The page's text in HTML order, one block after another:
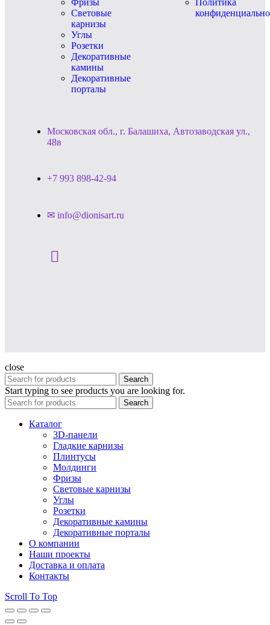
Фризы
Световые
карнизы
Углы
Розетки
Декоративные
камины
Декоративные
порталы
Политика
Московская обл., г. Балашиха, Автозаводская ул.,
48в
+7 993 898-42-94
✉ info@dionisart.ru
close
Search
Start typing to see products you are looking for.
Search
Каталог
3D-панели
Гладкие карнизы
Плинтусы
Молдинги
Фризы
Световые карнизы
Углы
Розетки
Декоративные камины
Декоративные порталы
О компании
Наши проекты
Доставка и оплата
Контакты
Scroll To Top